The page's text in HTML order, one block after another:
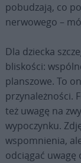
pobudzają, co
nerwowego –
Dla dziecka
bliskości:
planszowe. To
przynależności.
też uwagę na
wypoczynku.
wspomnienia,
odciągać uwagę